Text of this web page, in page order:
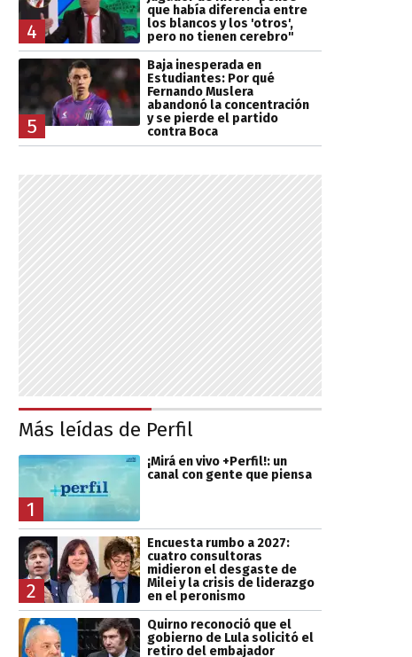
4
que había diferencia entre
los blancos y los 'otros',
pero no tienen cerebro"
5
Baja inesperada en
Estudiantes: Por qué
Fernando Muslera
abandonó la concentración
y se pierde el partido
contra Boca
Más leídas de Perfil
1
¡Mirá en vivo +Perfil!: un
canal con gente que piensa
2
Encuesta rumbo a 2027:
cuatro consultoras
midieron el desgaste de
Milei y la crisis de liderazgo
en el peronismo
Quirno reconoció que el
gobierno de Lula solicitó el
retiro del embajador